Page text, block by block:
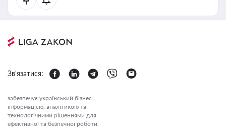
Зв'язатися:
забезпечує український бізнес
інформацією, аналітикою та
технологічними рішеннями для
ефективної та безпечної роботи.